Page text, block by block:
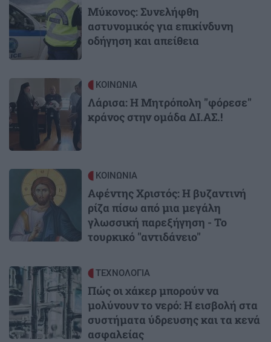
Μύκονος: Συνελήφθη
αστυνομικός για επικίνδυνη
οδήγηση και απείθεια
Image ΚΟΙΝΩΝΙΑ
Λάρισα: Η Μητρόπολη "φόρεσε"
κράνος στην ομάδα ΔΙ.ΑΣ.!
Image ΚΟΙΝΩΝΙΑ
Αφέντης Χριστός: Η βυζαντινή
ρίζα πίσω από μια μεγάλη
γλωσσική παρεξήγηση - Το
τουρκικό "αντιδάνειο"
Image ΤΕΧΝΟΛΟΓΙΑ
Πώς οι χάκερ μπορούν να
μολύνουν το νερό: Η εισβολή στα
συστήματα ύδρευσης και τα κενά
ασφαλείας